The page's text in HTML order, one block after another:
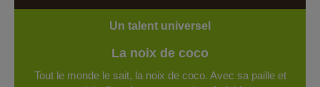
Un talent universel
La noix de coco
Tout le monde le sait, la noix de coco. Avec sa paille et